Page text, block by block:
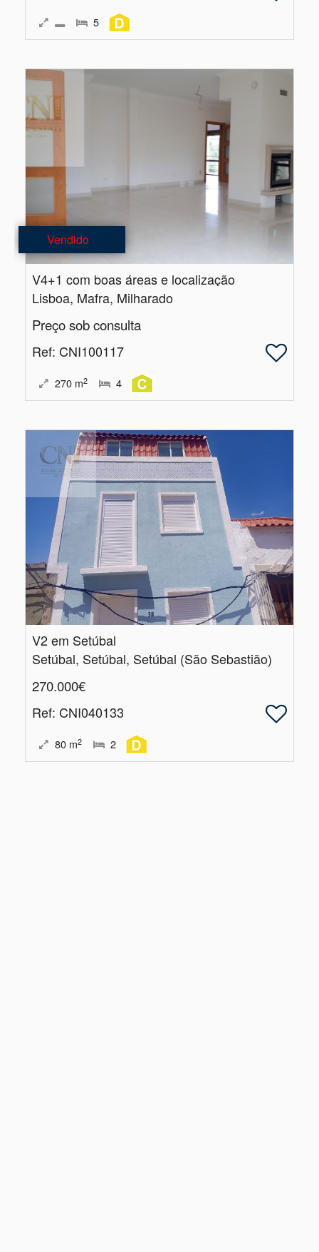
5
Vendido
V4+1 com boas áreas e localização
Lisboa, Mafra, Milharado
Preço sob consulta
Ref: CNI100117
270 m2 4
V2 em Setúbal
Setúbal, Setúbal, Setúbal (São Sebastião)
270.000€
Ref: CNI040133
80 m2 2